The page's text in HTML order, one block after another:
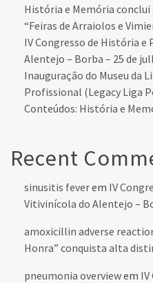
História e Memória
“Feiras de Arraiolos e
IV Congresso de História
Alentejo – Borba – 25 de
Inauguração do Museu da
Profissional (Legacy Liga
Conteúdos: História e
Recent
sinusitis feverem IV
Vitivinícola do Alentejo –
amoxicillin adverse
Honra” conquista alta
pneumonia overviewem